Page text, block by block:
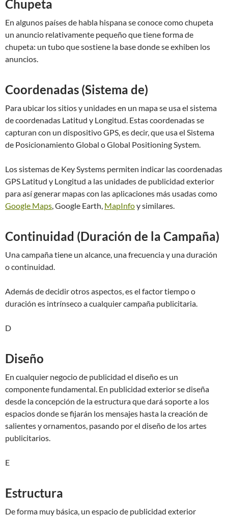
Chupeta
En algunos países de habla hispana se conoce como chupeta
un anuncio relativamente pequeño que tiene forma de
chupeta: un tubo que sostiene la base donde se exhiben los
anuncios.
Coordenadas (Sistema de)
Para ubicar los sitios y unidades en un mapa se usa el sistema
de coordenadas Latitud y Longitud. Estas coordenadas se
capturan con un dispositivo GPS, es decir, que usa el Sistema
de Posicionamiento Global o Global Positioning System.
Los sistemas de Key Systems permiten indicar las coordenadas
GPS Latitud y Longitud a las unidades de publicidad exterior
para así generar mapas con las aplicaciones más usadas como
Google Maps, Google Earth, MapInfoy similares.
Continuidad (Duración de la Campaña)
Una campaña tiene un alcance, una frecuencia y una duración
o continuidad.
Además de decidir otros aspectos, es el factor tiempo o
duración es intrínseco a cualquier campaña publicitaria.
D
Diseño
En cualquier negocio de publicidad el diseño es un
componente fundamental. En publicidad exterior se diseña
desde la concepción de la estructura que dará soporte a los
espacios donde se fijarán los mensajes hasta la creación de
salientes y ornamentos, pasando por el diseño de los artes
publicitarios.
E
Estructura
De forma muy básica, un espacio de publicidad exterior